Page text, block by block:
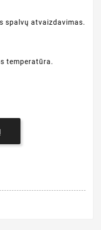
spalvų atvaizdavimas.
temperatūra.